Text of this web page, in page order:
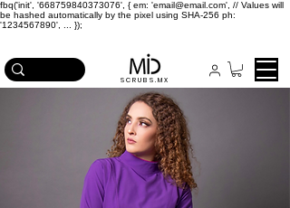
fbq('init', '668759840373076', { em: 'email@email.com', // Values will
be hashed automatically by the pixel using SHA-256 ph:
'1234567890', ... });
SCRUBS.MX